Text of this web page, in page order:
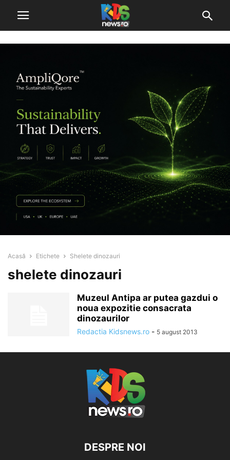
Acasă Etichete Shelete dinozauri
shelete dinozauri
Muzeul Antipa ar putea gazdui o
noua expozitie consacrata
dinozaurilor
Redactia Kidsnews.ro - 5 august 2013
DESPRE NOI